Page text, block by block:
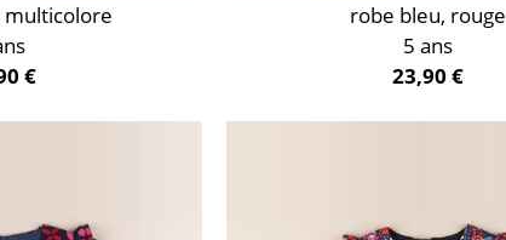
€
robe bleu, rouge
5 ans
23,90 €